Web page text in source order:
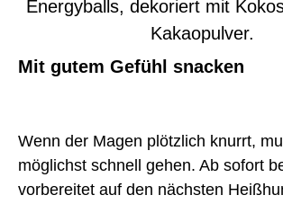
Mit gutem Gefühl snacken
Wenn der Magen plötzlich knurrt,
möglichst schnell gehen. Ab sofort
vorbereitet auf den nächsten